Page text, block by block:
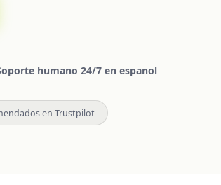
humano 24/7 en espanol
en Trustpilot